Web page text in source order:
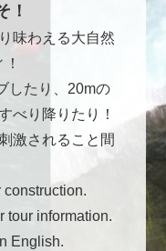
！
味わえる大自然
したり、20mの
べり降りたり！
激されること間
tour information.
English.